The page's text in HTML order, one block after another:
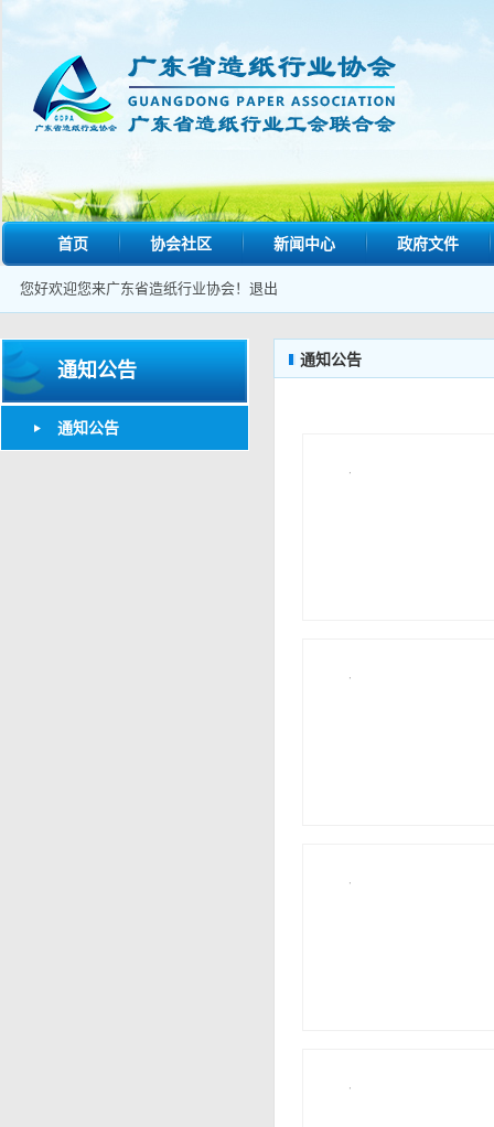
首页 协会社区 新闻中心 政府文件
您好欢迎您来广东省造纸行业协会！ 退出
通知公告
通知公告
通知公告